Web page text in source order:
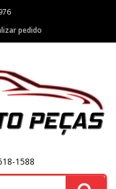
pedido
1588